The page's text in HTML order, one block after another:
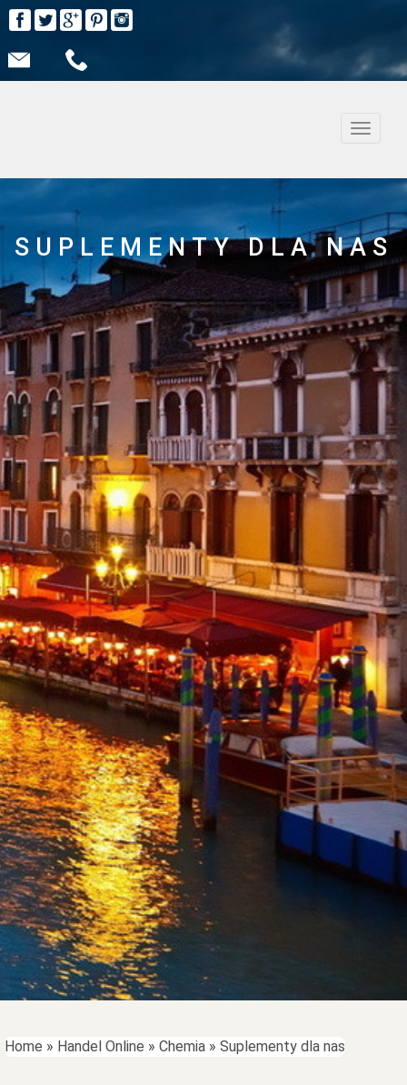
SUPLEMENTY DLA NAS
Home » Handel Online » Chemia » Suplementy dla nas